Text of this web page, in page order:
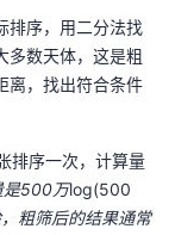
排序，用二分法找
多数天体，这是粗
离，找出符合条件
排序一次，计算量
是500万log(500
粗筛后的结果通常